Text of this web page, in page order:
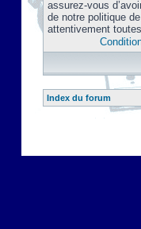
assurez-vous
de notre politique
attentivement
Index du forum